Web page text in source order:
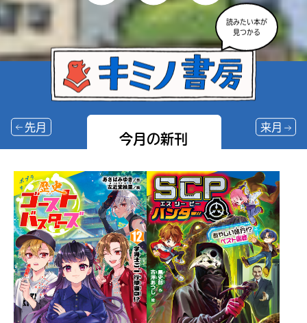
読みたい本が
見つかる
今月の新刊
先月 来月